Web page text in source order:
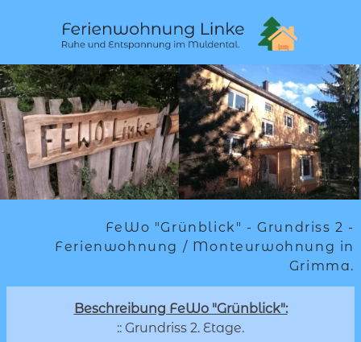
FeWo "Grünblick" - Grundriss 2 -
Ferienwohnung / Monteurwohnung in
Grimma.
Beschreibung FeWo "Grünblick":
:: Grundriss 2. Etage.